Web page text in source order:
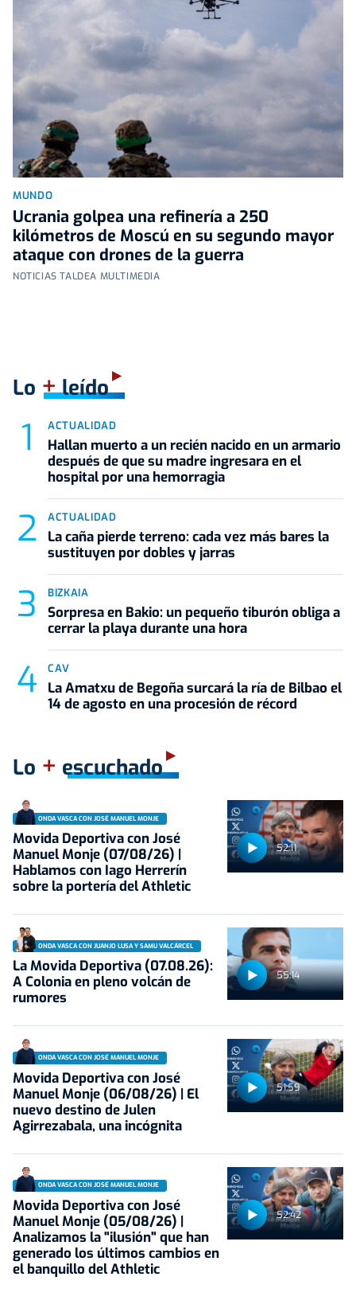
MUNDO
Ucrania golpea una refinería a 250
kilómetros de Moscú en su segundo mayor
ataque con drones de la guerra
NOTICIAS TALDEA MULTIMEDIA
Lo +leído
ACTUALIDAD
Hallan muerto a un recién nacido en un armario
después de que su madre ingresara en el
hospital por una hemorragia
ACTUALIDAD
La caña pierde terreno: cada vez más bares la
sustituyen por dobles y jarras
BIZKAIA
Sorpresa en Bakio: un pequeño tiburón obliga a
cerrar la playa durante una hora
CAV
La Amatxu de Begoña surcará la ría de Bilbao el
14 de agosto en una procesión de récord
Lo + escuchado
52:11
ONDA VASCA CON JOSÉ MANUEL MONJE
Movida Deportiva con José
Manuel Monje (07/08/26) |
Hablamos con Iago Herrerín
sobre la portería del Athletic
55:14
ONDA VASCA CON JUANJO LUSA Y SAMU VALCÁRCEL
La Movida Deportiva (07.08.26):
A Colonia en pleno volcán de
rumores
51:59
ONDA VASCA CON JOSÉ MANUEL MONJE
Movida Deportiva con José
Manuel Monje (06/08/26) | El
nuevo destino de Julen
Agirrezabala, una incógnita
52:42
ONDA VASCA CON JOSÉ MANUEL MONJE
Movida Deportiva con José
Manuel Monje (05/08/26) |
Analizamos la "ilusión" que han
generado los últimos cambios en
el banquillo del Athletic